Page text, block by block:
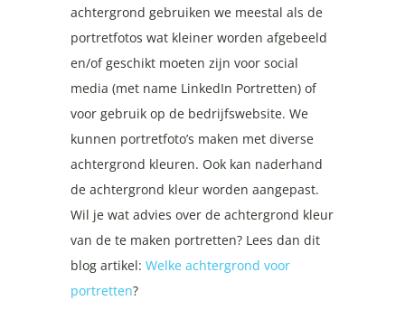
achtergrond gebruiken we meestal als de
portretfotos wat kleiner worden afgebeeld
en/of geschikt moeten zijn voor social
media (met name LinkedIn Portretten) of
voor gebruik op de bedrijfswebsite. We
kunnen portretfoto’s maken met diverse
achtergrond kleuren. Ook kan naderhand
de achtergrond kleur worden aangepast.
Wil je wat advies over de achtergrond kleur
van de te maken portretten? Lees dan dit
blog artikel: Welke achtergrond voor
portretten?